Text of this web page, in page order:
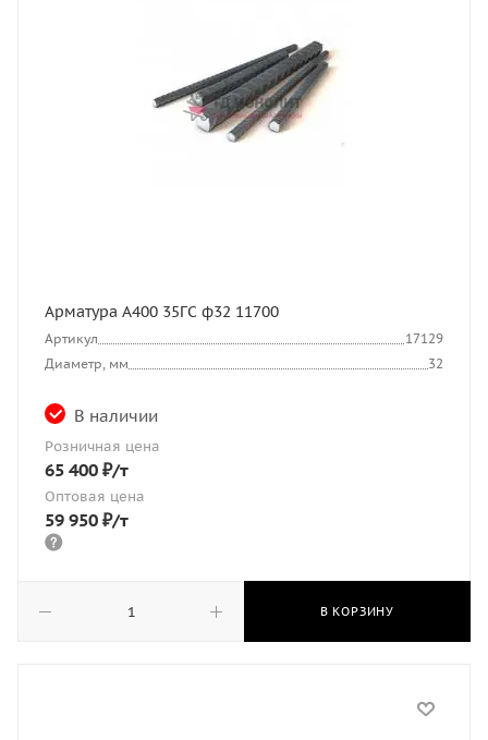
Арматура А400 35ГС ф32 11700
Артикул
17129
Диаметр, мм
32
В наличии
Розничная цена
65 400 ₽/т
Оптовая цена
59 950 ₽/т
В КОРЗИНУ